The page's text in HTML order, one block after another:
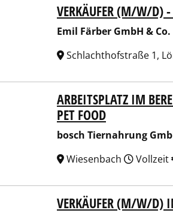
Färber GmbH & Co. KGVERKÄUFER (M/W/D)
Emil Färber GmbH & Co.
Schlachthofstraße 1,
Tiernahrung GmbH & Co. KG
ARBEITSPLATZ IM
PET FOOD
bosch Tiernahrung
Wiesenbach
Vollzeit
Färber GmbH & Co. KGVERKÄUFER (M/W/D)